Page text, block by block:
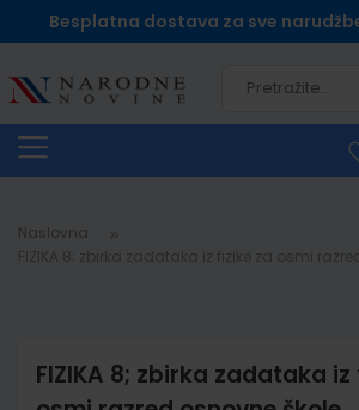
Besplatna dostava za sve
Naslovna
FIZIKA 8; zbirka zadataka iz